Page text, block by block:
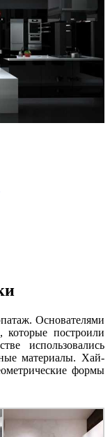
Основателями
построили
использовались
материалы. Хай-
формы